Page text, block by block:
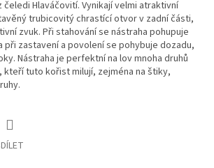
Hlaváčovití. Vynikají velmi atraktivní
trubicovitý chrastící otvor v zadní části,
zvuk. Při stahování se nástraha pohupuje
při zastavení a povolení se pohybuje dozadu,
Nástraha je perfektní na lov mnoha druhů
kteří tuto kořist milují, zejména na štiky,